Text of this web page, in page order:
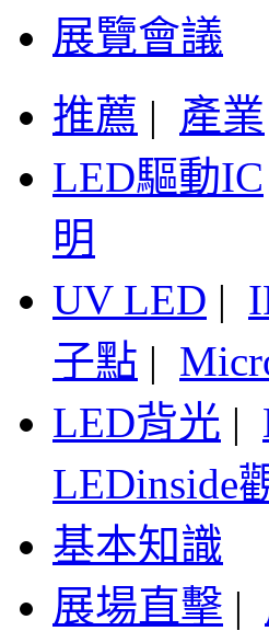
展覽會議
推薦 | 產業
LED驅動IC
明
UV LED |
子點 |
LED背光 |
LEDinside
基本知識
展場直擊 |